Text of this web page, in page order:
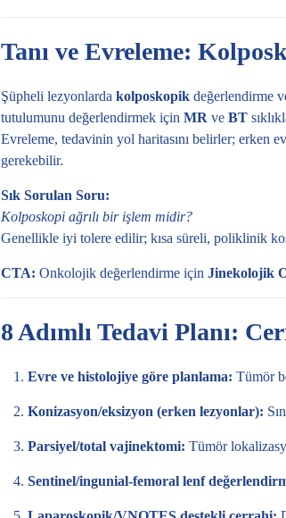
Tanı ve Evreleme:
Şüpheli lezyonlarda kolposkopikdeğerlendirme
tutulumunu değerlendirmek için MR ve BT
Evreleme, tedavinin yol haritasını belirler; erken
gerekebilir.
Sık Sorulan Soru:
Kolposkopi ağrılı bir işlem midir?
Genellikle iyi tolere edilir; kısa süreli, poliklinik
CTA: Onkolojik değerlendirme için Jinekolojik
8 Adımlı Tedavi Planı:
Evre ve histolojiye göre planlama: Tümör
Konizasyon/eksizyon (erken lezyonlar):
Parsiyel/total vajinektomi: Tümör
Sentinel/ingunial-femoral lenf